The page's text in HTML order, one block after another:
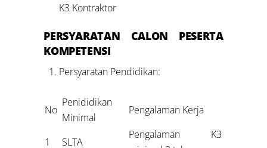
K3 Kontraktor
PERSYARATAN CALON PESERTA
KOMPETENSI
Persyaratan Pendidikan:
No
Penididikan
Minimal
Pengalaman Kerja
1 SLTA
Pengalaman K3